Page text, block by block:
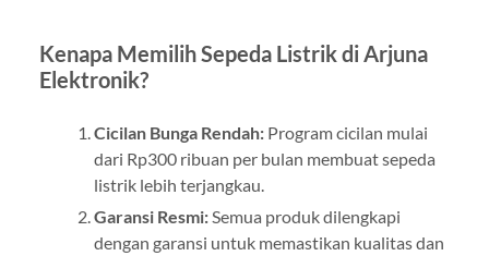
Kenapa Memilih Sepeda Listrik di Arjuna
Elektronik?
Cicilan Bunga Rendah:Program cicilan mulai
dari Rp300 ribuan per bulan membuat sepeda
listrik lebih terjangkau.
Garansi Resmi:Semua produk dilengkapi
dengan garansi untuk memastikan kualitas dan